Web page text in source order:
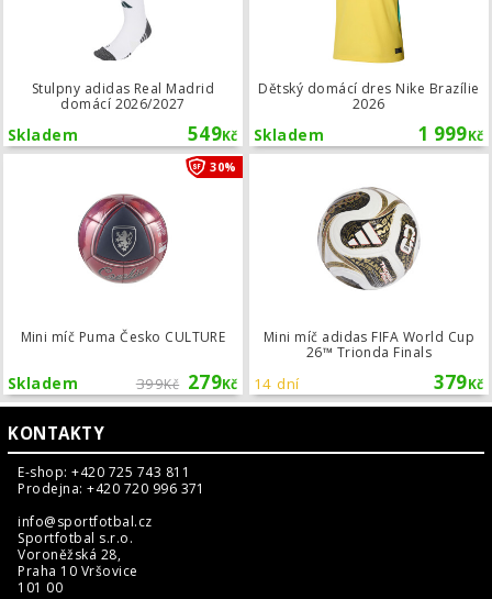
Stulpny adidas Real Madrid
domácí 2026/2027
549Kč
Skladem
Dětský domácí dres Nike Brazílie
2026
1 999Kč
Skladem
Mini míč Puma Česko CULTURE
399Kč 279Kč
Skladem
30%
Mini míč adidas FIFA World Cup
26™ Trionda Finals
379Kč
14 dní
KONTAKTY
E-shop: +420 725 743 811
Prodejna: +420 720 996 371
info@sportfotbal.cz
Sportfotbal s.r.o.
Voroněžská 28,
Praha 10 Vršovice
101 00